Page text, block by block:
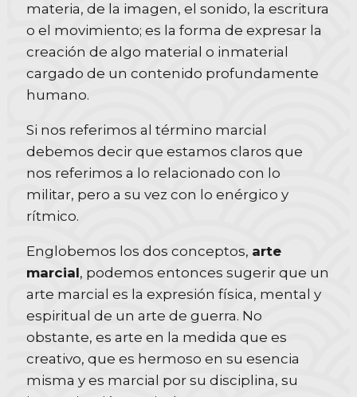
materia, de la imagen, el sonido, la escritura
o el movimiento; es la forma de expresar la
creación de algo material o inmaterial
cargado de un contenido profundamente
humano.
Si nos referimos al término marcial
debemos decir que estamos claros que
nos referimos a lo relacionado con lo
militar, pero a su vez con lo enérgico y
rítmico.
Englobemos los dos conceptos, arte
marcial, podemos entonces sugerir que un
arte marcial es la expresión física, mental y
espiritual de un arte de guerra. No
obstante, es arte en la medida que es
creativo, que es hermoso en su esencia
misma y es marcial por su disciplina, su